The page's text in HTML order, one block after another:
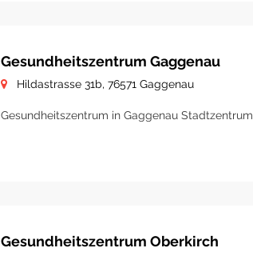
Gesundheitszentrum Gaggenau
Hildastrasse 31b, 76571 Gaggenau
Gesundheitszentrum in Gaggenau Stadtzentrum
Gesundheitszentrum Oberkirch